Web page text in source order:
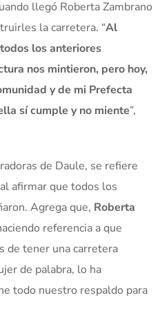
llegó Roberta Zambrano
la carretera. “Al
los anteriores
nos mintieron, pero hoy,
y de mi Prefecta
sí cumple y no miente”,
de Daule, se refiere
afirmar que todos los
Agrega que, Roberta
referencia a que
de tener una carretera
de palabra, lo ha
todo nuestro respaldo para